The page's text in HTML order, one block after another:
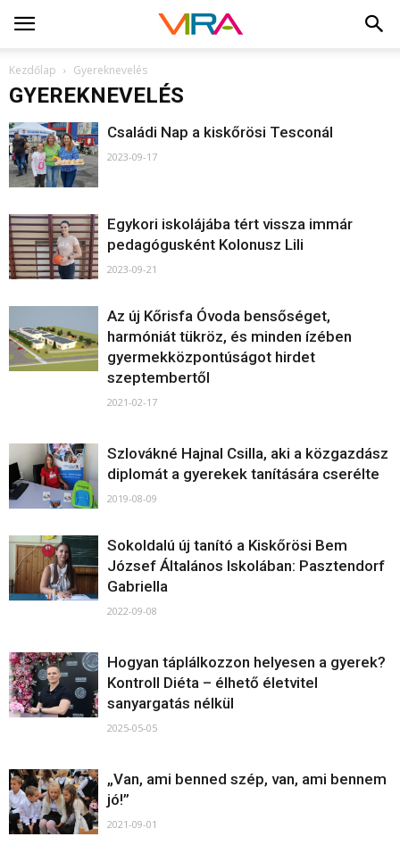
Kezdőlap Gyereknevelés
GYEREKNEVELÉS
Családi Nap a kiskőrösi Tesconál
2023-09-17
Egykori iskolájába tért vissza immár
pedagógusként Kolonusz Lili
2023-09-21
Az új Kőrisfa Óvoda bensőséget,
harmóniát tükröz, és minden ízében
gyermekközpontúságot hirdet
szeptembertől
2021-02-17
Szlovákné Hajnal Csilla, aki a közgazdász
diplomát a gyerekek tanítására cserélte
2019-08-09
Sokoldalú új tanító a Kiskőrösi Bem
József Általános Iskolában: Pasztendorf
Gabriella
2022-09-08
Hogyan táplálkozzon helyesen a gyerek?
Kontroll Diéta – élhető életvitel
sanyargatás nélkül
2025-05-05
„Van, ami benned szép, van, ami bennem
jó!”
2021-09-01